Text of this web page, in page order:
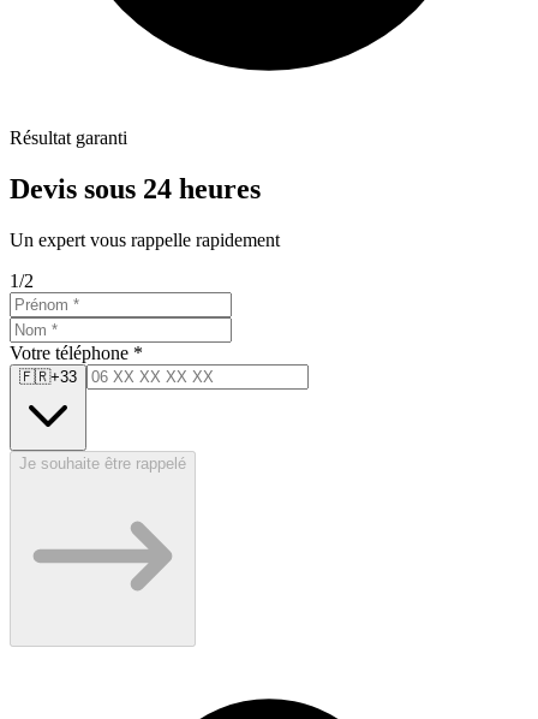
Résultat garanti
Devis sous 24 heures
Un expert vous rappelle rapidement
1/2
Votre téléphone *
🇫🇷+33
Je souhaite être rappelé